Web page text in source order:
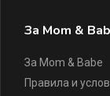
За Mom &
За Mom & Babe
Правила и